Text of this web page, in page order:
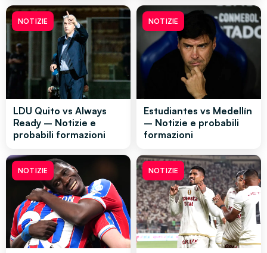
NOTIZIE
LDU Quito vs Always
Ready – Notizie e
probabili formazioni
NOTIZIE
Estudiantes vs Medellín
– Notizie e probabili
formazioni
NOTIZIE NOTIZIE